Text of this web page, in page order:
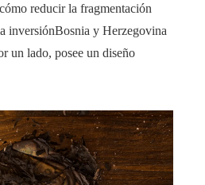
reducir la fragmentación
inversiónBosnia y Herzegovina
un lado, posee un diseño